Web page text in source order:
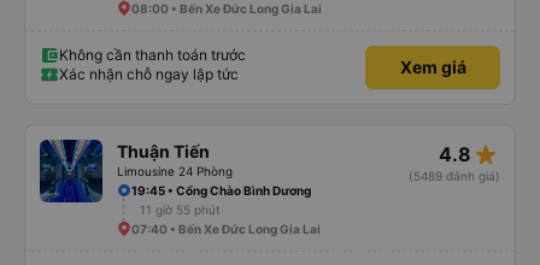
08:00 • Bến Xe Đức Long Gia Lai
Không cần thanh toán trước
Xác nhận chỗ ngay lập tức
Xem giá
Thuận Tiến
Limousine 24 Phòng
4.8 star_rate
(5489 đánh giá)
19:45 • Cổng Chào Bình Dương
11 giờ 55 phút
07:40 • Bến Xe Đức Long Gia Lai